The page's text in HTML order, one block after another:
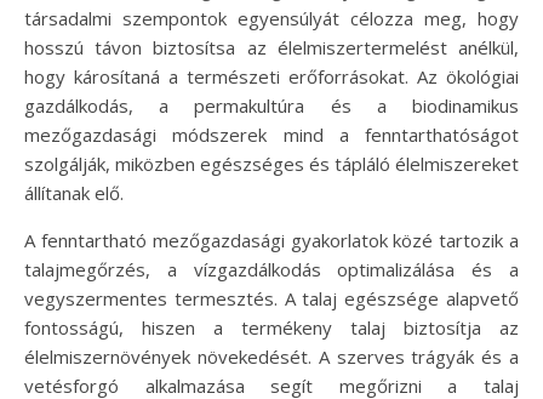
társadalmi szempontok egyensúlyát célozza meg, hogy
hosszú távon biztosítsa az élelmiszertermelést anélkül,
hogy károsítaná a természeti erőforrásokat. Az ökológiai
gazdálkodás, a permakultúra és a biodinamikus
mezőgazdasági módszerek mind a fenntarthatóságot
szolgálják, miközben egészséges és tápláló élelmiszereket
állítanak elő.
A fenntartható mezőgazdasági gyakorlatok közé tartozik a
talajmegőrzés, a vízgazdálkodás optimalizálása és a
vegyszermentes termesztés. A talaj egészsége alapvető
fontosságú, hiszen a termékeny talaj biztosítja az
élelmiszernövények növekedését. A szerves trágyák és a
vetésforgó alkalmazása segít megőrizni a talaj